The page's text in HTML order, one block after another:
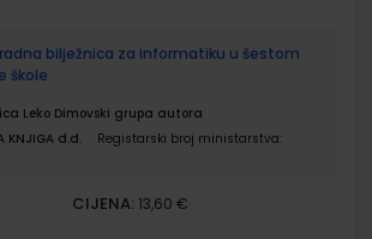
radna bilježnica za informatiku u šestom
škole
Leko Dimovski grupa autora
KNJIGA d.d.
Registarski broj ministarstva:
CIJENA: 13,60 €